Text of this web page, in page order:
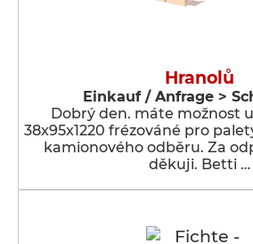
Hranolů
Einkauf / Anfrage >
Dobrý den. máte možnost
38x95x1220 frézováné pro
kamionového odběru. Za
děkuji. Betti …